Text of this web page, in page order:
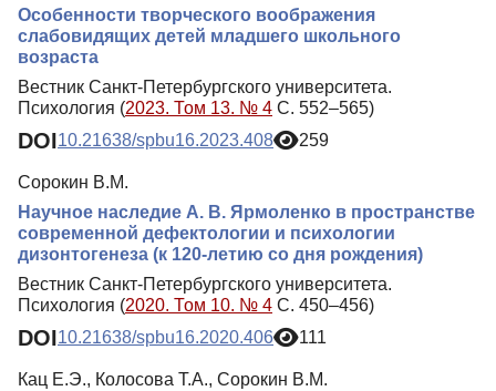
Особенности творческого воображения
слабовидящих детей младшего школьного
возраста
Вестник Санкт-Петербургского университета.
Психология (2023. Том 13. № 4 С. 552–565)
DOI10.21638/spbu16.2023.408 259
Сорокин В.М.
Научное наследие А. В. Ярмоленко в пространстве
современной дефектологии и психологии
дизонтогенеза (к 120-летию со дня рождения)
Вестник Санкт-Петербургского университета.
Психология (2020. Том 10. № 4 С. 450–456)
DOI10.21638/spbu16.2020.406 111
Кац Е.Э., Колосова Т.А., Сорокин В.М.